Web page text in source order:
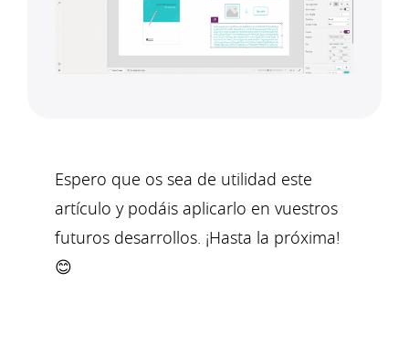
Espero que os sea de utilidad este
artículo y podáis aplicarlo en vuestros
futuros desarrollos. ¡Hasta la próxima!
😊